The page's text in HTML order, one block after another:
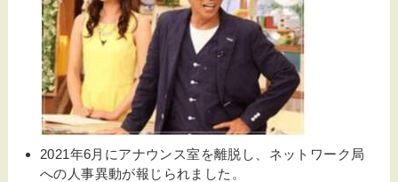
2021年6月にアナウンス室を離脱し、ネットワーク局
への人事異動が報じられました。